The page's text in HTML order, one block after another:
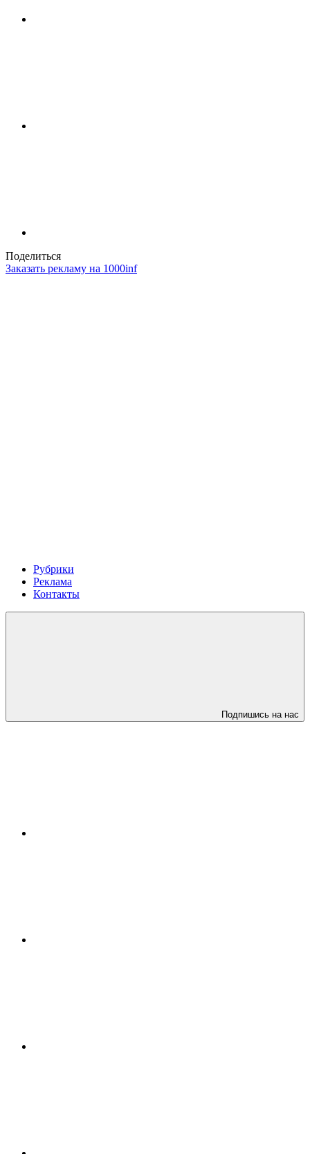
Поделиться
Заказать рекламу на 1000inf
Рубрики
Реклама
Контакты
Подпишись на нас